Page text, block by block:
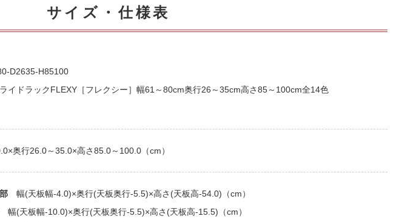
サイズ・仕様表
D2635-H85100
イドラックFLEXY［フレクシー］幅61～80cm奥行26～35cm高さ85～100cm全14色
奥行26.0～35.0×高さ85.0～100.0（cm）
幅(天板幅-4.0)×奥行(天板奥行-5.5)×高さ(天板高-54.0)（cm）
幅(天板幅-10.0)×奥行(天板奥行-5.5)×高さ(天板高-15.5)（cm）